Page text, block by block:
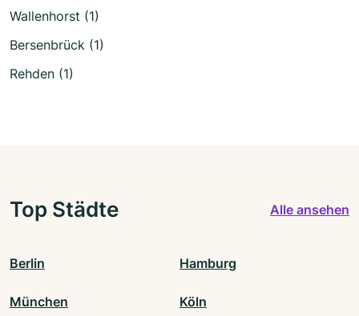
Wallenhorst (1)
Bersenbrück (1)
Rehden (1)
Top Städte Alle ansehen
Berlin Hamburg
München Köln